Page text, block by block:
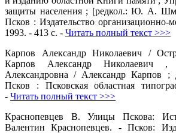
защиты населения ; [редкол.: Ю. А.
Псков : Издательство организационно-
1993. - 413 с. - Читать полный текст >>>
Карпов Александр Николаевич /
Карпов Александр Николаевич ,
Александровна / Александр Карпов
Псков : Псковская областная
- Читать полный текст >>>
Краснопевцев В. Улицы Пскова:
Валентин Краснопевцев. - Псков: